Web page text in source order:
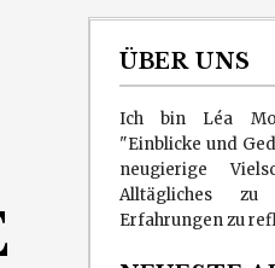
ÜBER UNS
Ich bin Léa
"Einblicke und
neugierige
Alltägliches zu
Erfahrungen zu